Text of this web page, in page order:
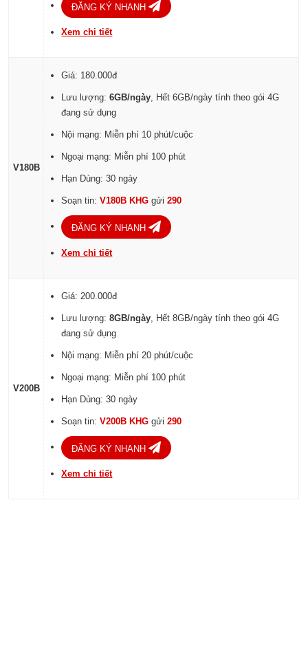
ĐĂNG KÝ NHANH
Xem chi tiết
V180B
Giá: 180.000đ
Lưu lượng:6GB/ngày , Hết 6GB/ngày tính theo gói 4G
đang sử dụng
Nội mạng: Miễn phí 10 phút/cuộc
Ngoại mạng: Miễn phí 100 phút
Hạn Dùng: 30 ngày
Soạn tin:V180B KHGgửi290
ĐĂNG KÝ NHANH
Xem chi tiết
V200B
Giá: 200.000đ
Lưu lượng:8GB/ngày , Hết 8GB/ngày tính theo gói 4G
đang sử dụng
Nội mạng: Miễn phí 20 phút/cuộc
Ngoại mạng: Miễn phí 100 phút
Hạn Dùng: 30 ngày
Soạn tin:V200B KHGgửi290
ĐĂNG KÝ NHANH
Xem chi tiết